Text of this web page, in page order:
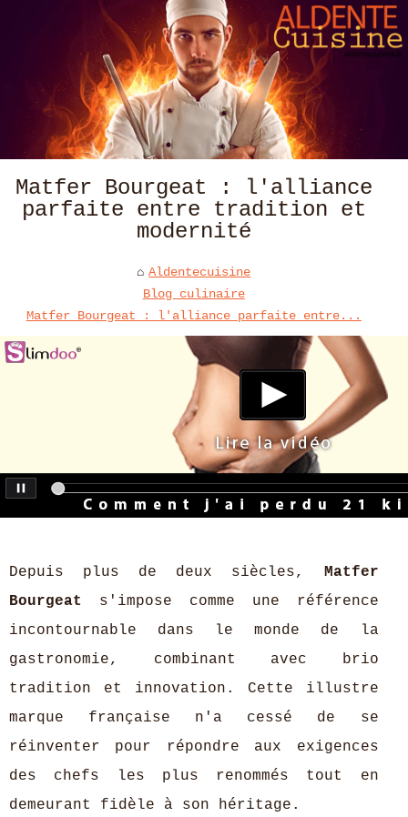
Matfer Bourgeat : l'alliance
parfaite entre tradition et
modernité
Aldentecuisine
Blog culinaire
Matfer Bourgeat : l'alliance parfaite entre...
Depuis plus de deux siècles, Matfer
Bourgeat
s'impose comme une référence
incontournable dans le monde de la
gastronomie, combinant avec brio
tradition et innovation. Cette illustre
marque française n'a cessé de se
réinventer pour répondre aux exigences
des chefs les plus renommés tout en
demeurant fidèle à son héritage.